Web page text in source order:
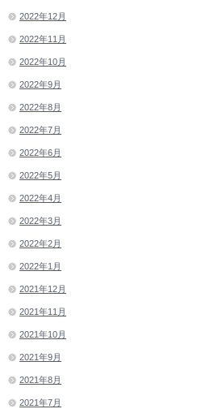
2022年12月
2022年11月
2022年10月
2022年9月
2022年8月
2022年7月
2022年6月
2022年5月
2022年4月
2022年3月
2022年2月
2022年1月
2021年12月
2021年11月
2021年10月
2021年9月
2021年8月
2021年7月